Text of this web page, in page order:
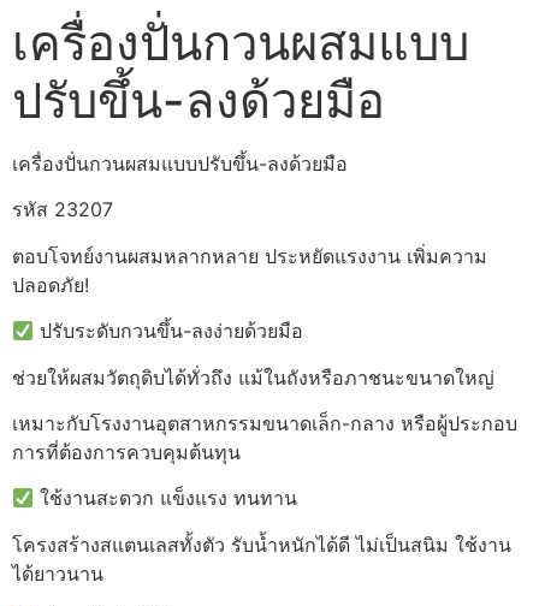
เครื่องปั่นกวนผสมแบบ
ปรับขึ้น-ลงด้วยมือ
เครื่องปั่นกวนผสมแบบปรับขึ้น-ลงด้วยมือ
รหัส 23207
ตอบโจทย์งานผสมหลากหลาย ประหยัดแรงงาน เพิ่มความ
ปลอดภัย!
ปรับระดับกวนขึ้น-ลงง่ายด้วยมือ
ช่วยให้ผสมวัตถุดิบได้ทั่วถึง แม้ในถังหรือภาชนะขนาดใหญ่
เหมาะกับโรงงานอุตสาหกรรมขนาดเล็ก-กลาง หรือผู้ประกอบ
การที่ต้องการควบคุมต้นทุน
ใช้งานสะดวก แข็งแรง ทนทาน
โครงสร้างสแตนเลสทั้งตัว รับน้ำหนักได้ดี ไม่เป็นสนิม ใช้งาน
ได้ยาวนาน